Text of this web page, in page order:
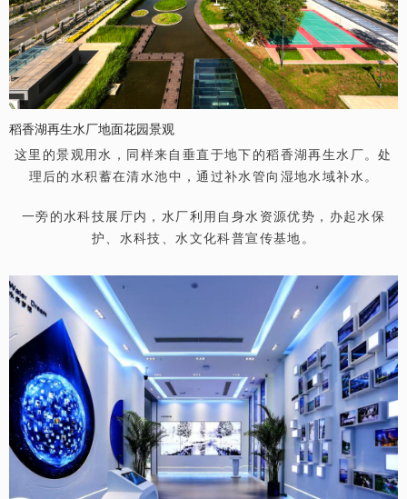
稻香湖再生水厂地面花园景观
这里的景观用水，同样来自垂直于地下的稻香湖再生水厂。处
理后的水积蓄在清水池中，通过补水管向湿地水域补水。
一旁的水科技展厅内，水厂利用自身水资源优势，办起水保
护、水科技、水文化科普宣传基地。